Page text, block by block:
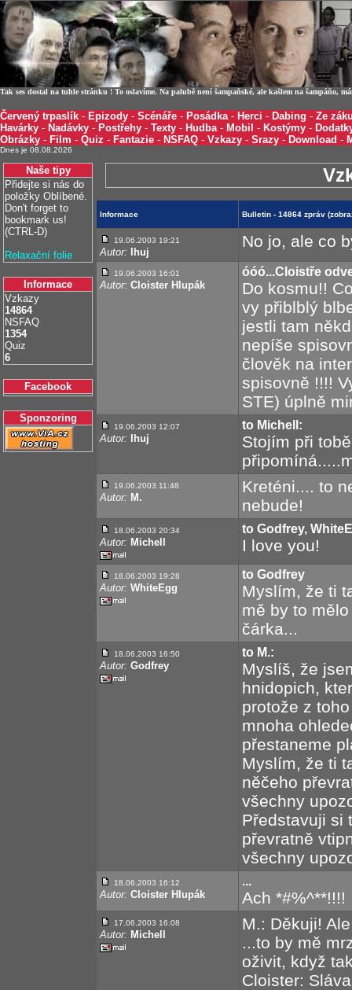
Tak ses dostal na tuhle stránku ! To oslavíme. Na palubě není šampaňské, ale kašlem na šampáňo,
Červený trpaslík - Epizody - Scénáře - Posádka- Herci - Dabing - Ze
Havárky - Nadávky - Postřehy - Texty - Hudba- Mobil - Kostýmy -
Obrázky - Film - Quiz - Fantazie - NSFAQ - Vzkazy - Srazy - Download -
Dnes je 08.08.2026
Naše tipy
Přidejte si nás do
položky Oblíbené.
Don't forget to
bookmark us!
(CTRL-D)
Relaxační folie
Informace
Vzkazy
14864
NSFAQ
1354
Quiz
6
Facebook
Sponzoring
Informace Bulletin - 14864 zpráv
19.06.2003 19:21
Autor: Ihuj
No jo, ale co
19.06.2003 16:01
Autor: Cloister Hlupák
óóó...Cloistře
Do kosmu!!
vy přiblblý
jestli tam
nepíše
člověk na
spisovně !!!!
STE) úplně
19.06.2003 12:07
Autor: Ihuj
to Michell:
Stojím při
19.06.2003 11:48
Autor: M.
Kreténi.... to
nebude!
18.06.2003 20:34
Autor: Michell
to Godfrey,
I love you!
18.06.2003 19:28
Autor: WhiteEgg
to Godfrey
Myslím, že ti
mě by to
čárka...
18.06.2003 16:50
Autor: Godfrey
to M.:
Myslíš, že
hnidopich,
protože z
mnoha
přestaneme
Myslím, že ti
něčeho
všechny
Představuji si
převratně
všechny
18.06.2003 16:12
Autor: Cloister Hlupák
...
Ach *#%^**!!!!
17.06.2003 16:08
Autor: Michell
M.: Děkuji!
...to by mě
oživit, když
Cloister: